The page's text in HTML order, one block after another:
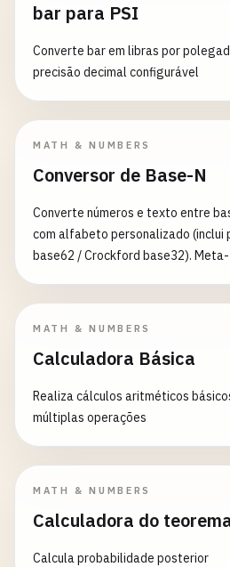
bar para PSI
Converte bar em libras por
precisão decimal configurável
MATH & NUMBERS
Conversor de Base-N
Converte números e texto entre
com alfabeto personalizado (inclui
base62 / Crockford base32).
MATH & NUMBERS
Calculadora Básica
Realiza cálculos aritméticos
múltiplas operações
MATH & NUMBERS
Calculadora do
Calcula probabilidade posterior